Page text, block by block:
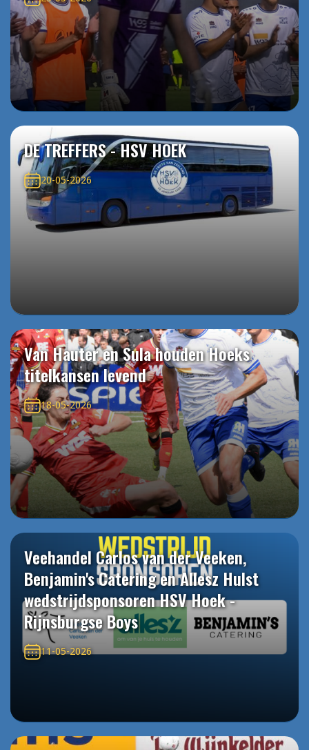
DE TREFFERS - HSV HOEK
20-05-2026
Van Hauter en Sula houden Hoeks
titelkansen levend
18-05-2026
Veehandel Carlos van der Veeken,
Benjamin's Catering en Allesz Hulst
wedstrijdsponsoren HSV Hoek -
Rijnsburgse Boys
11-05-2026